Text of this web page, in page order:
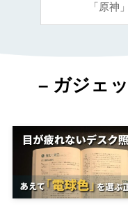
「原神
– ガジェ